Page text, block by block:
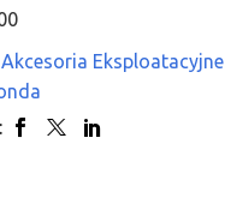
Akcesoria Eksploatacyjne